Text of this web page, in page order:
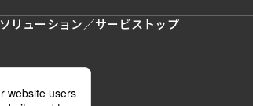
ソリューション／サービストップ